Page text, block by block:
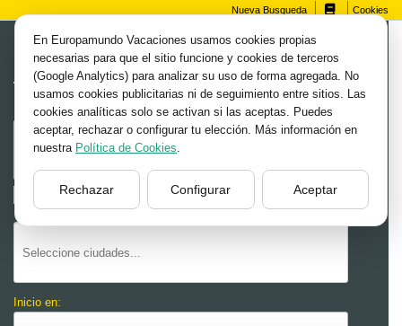
Nueva Busqueda Cookies
Multifiltro
Solo países seleccionados
Inicio en:
En Europamundo Vacaciones usamos cookies propias
necesarias para que el sitio funcione y cookies de terceros
(Google Analytics) para analizar su uso de forma agregada. No
usamos cookies publicitarias ni de seguimiento entre sitios. Las
cookies analíticas solo se activan si las aceptas. Puedes
aceptar, rechazar o configurar tu elección. Más información en
nuestra Política de Cookies.
Rechazar Configurar Aceptar